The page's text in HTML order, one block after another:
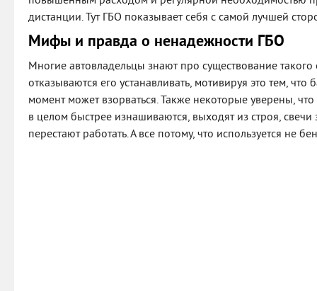
дистанции. Тут ГБО показывает себя с самой лучшей
Мифы и правда о ненадежности ГБО
Многие автовладельцы знают про существование
отказываются его устанавливать, мотивируя это тем,
момент может взорваться. Также некоторые уверены,
в целом быстрее изнашиваются, выходят из строя,
перестают работать. А все потому, что используется не